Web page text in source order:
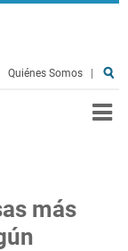
Quiénes Somos
más